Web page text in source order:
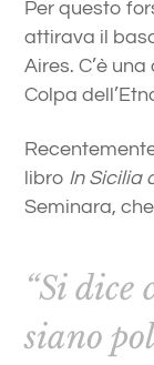
Per questo
attirava il
Aires. C’è
Colpa
libro In Sicilia
Seminara,
“Si dice
siano